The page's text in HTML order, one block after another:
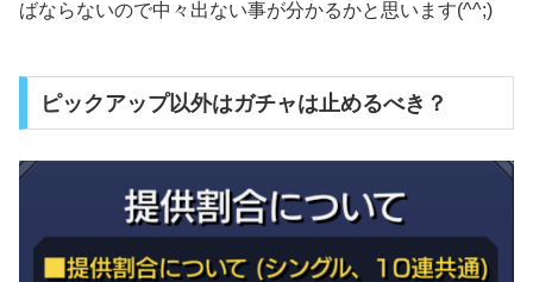
ばならないので中々出ない事が分かるかと思います(^^;)
ピックアップ以外はガチャは止めるべき？